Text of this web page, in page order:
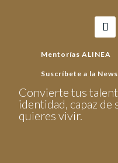
Mentorías ALINEA
Suscríbete a la
Convierte tus
identidad, capaz de
quieres vivir.